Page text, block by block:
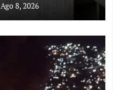
Ago 8, 2026